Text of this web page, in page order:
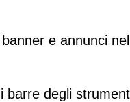
e annunci
barre degli